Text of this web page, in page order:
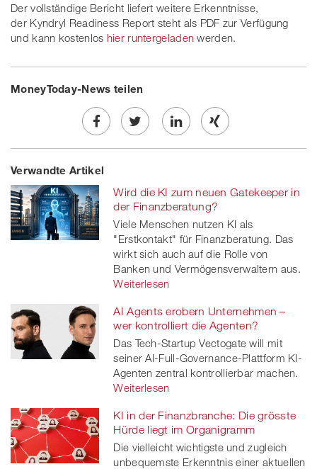
Der vollständige Bericht liefert weitere Erkenntnisse,
der Kyndryl Readiness Report steht als PDF zur Verfügung
und kann kostenlos hier runtergeladen werden.
MoneyToday-News teilen
Share
on
Facebook
Twe
on
twitt
er
Share
linkedin
Share
Xing
Verwandte Artikel
Wird die KI zum neuen Gatekeeper in
der Finanzberatung?
Viele Menschen nutzen KI als
"Erstkontakt" für Finanzberatung. Das
wirkt sich auch auf die Rolle von
Banken und Vermögensverwaltern aus.
Weiterlesen
AI Agents erobern Unternehmen –
wer kontrolliert die Agenten?
Das Tech-Startup Vectogate will mit
seiner AI-Full-Governance-Plattform KI-
Agenten zentral kontrollierbar machen.
Weiterlesen
KI in der Finanzbranche: Die grösste
Hürde liegt im Organigramm
Die vielleicht wichtigste und zugleich
unbequemste Erkenntnis einer aktuellen